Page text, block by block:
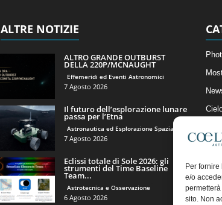
Per
e/o
sito. Non
ALTRE NOTIZIE
ALTRO GRANDE OUTBURST
DELLA 220P/MCNAUGHT
Effemeridi ed Eventi Astronomici
7 Agosto 2026
Il futuro dell’esplorazione lunare
passa per l’Etna
Astronautica ed Esplorazione Spaziale
7 Agosto 2026
Eclissi totale di Sole 2026: gli
strumenti del Time Baseline
Team...
Astrotecnica e Osservazione
6 Agosto 2026
Il